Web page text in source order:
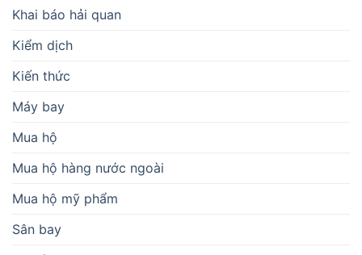
Khai báo hải quan
Kiểm dịch
Kiến thức
Máy bay
Mua hộ
Mua hộ hàng nước ngoài
Mua hộ mỹ phẩm
Sân bay